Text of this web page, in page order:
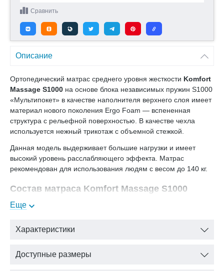
Сравнить
Описание
Ортопедический матрас среднего уровня жесткости Komfort
Massage S1000 на основе блока независимых пружин S1000
«Мультипокет» в качестве наполнителя верхнего слоя имеет
материал нового поколения Ergo Foam — вспененная
структура с рельефной поверхностью. В качестве чехла
используется нежный трикотаж с объемной стежкой.
Данная модель выдерживает большие нагрузки и имеет
высокий уровень расслабляющего эффекта. Матрас
рекомендован для использования людям с весом до 140 кг.
Состав матраса Komfort Massage S1000
Чехол - нежный трикотаж
Войлок термоформованный
Войлок термоформованный
Еще
Характеристики
Доступные размеры